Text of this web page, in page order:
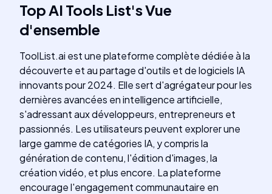
Top AI Tools List'sVue
d'ensemble
ToolList.ai est une plateforme complète dédiée à la
découverte et au partage d'outils et de logiciels IA
innovants pour 2024. Elle sert d'agrégateur pour les
dernières avancées en intelligence artificielle,
s'adressant aux développeurs, entrepreneurs et
passionnés. Les utilisateurs peuvent explorer une
large gamme de catégories IA, y compris la
génération de contenu, l'édition d'images, la
création vidéo, et plus encore. La plateforme
encourage l'engagement communautaire en